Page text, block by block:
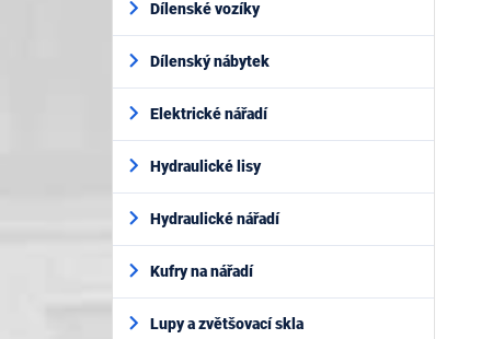
Dílenské vozíky
Dílenský nábytek
Elektrické nářadí
Hydraulické lisy
Hydraulické nářadí
Kufry na nářadí
Lupy a zvětšovací skla